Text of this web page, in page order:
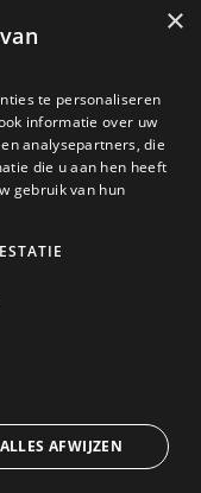
via WhatsApp
×
te personaliseren
informatie over uw
analysepartners, die
die u aan hen heeft
gebruik van hun
ALLES AFWIJZEN